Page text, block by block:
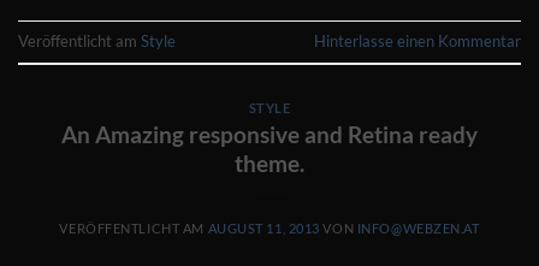
Veröffentlicht am Style Hinterlasse einen Kommentar
STYLE
An Amazing responsive and Retina ready
theme.
VERÖFFENTLICHT AM AUGUST 11, 2013 VON INFO@WEBZEN.AT